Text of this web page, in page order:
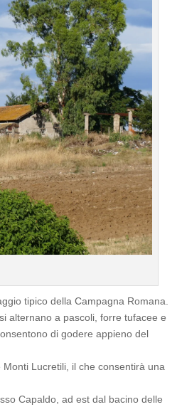
tipico della Campagna Romana.
alternano a pascoli, forre tufacee e
di godere appieno del
Lucretili, il che consentirà una
Capaldo, ad est dal bacino delle